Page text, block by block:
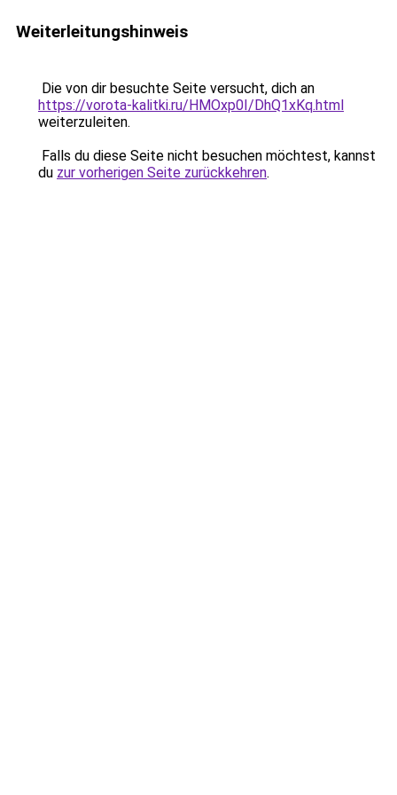
Weiterleitungshinweis
Die von dir besuchte Seite versucht, dich an
https://vorota-kalitki.ru/HMOxp0I/DhQ1xKq.html
weiterzuleiten.
Falls du diese Seite nicht besuchen möchtest, kannst
du zur vorherigen Seite zurückkehren.